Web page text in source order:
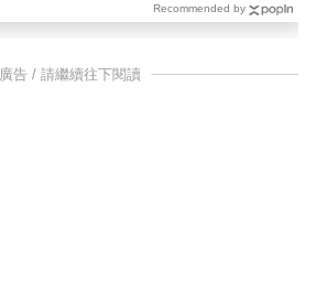
Recommended by
廣告 / 請繼續往下閱讀